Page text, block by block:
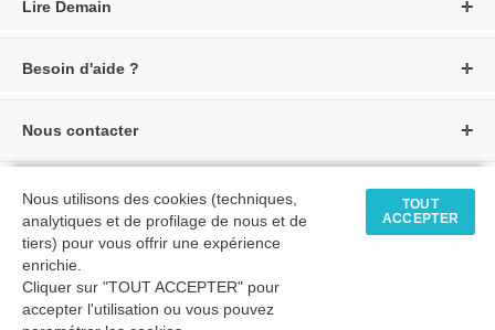
Lire Demain
Créer un compte
★ Avis clients vérifiés
Besoin d'aide ?
Livraisons et retours
Tarifs négociés
Comment passer commande
Mon compte
Nous contacter
Formulaire de contact
Siège social
Tous nos livres
Livres petite enfance
Livres maternelle
Livres élémentaire
© 2026 - LIRE DEMAIN
C.G.U | C.G.V | Plan du site
Nous utilisons des cookies (techniques,
analytiques et de profilage de nous et de
tiers) pour vous offrir une expérience
enrichie.
Cliquer sur "TOUT ACCEPTER" pour
accepter l'utilisation ou vous pouvez
TOUT
ACCEPTER